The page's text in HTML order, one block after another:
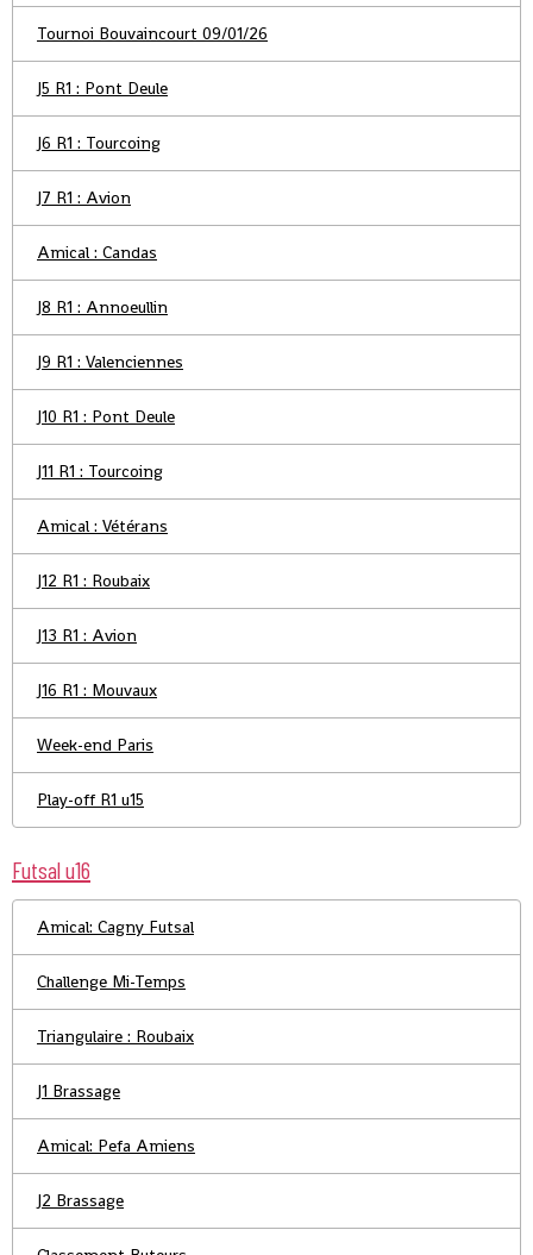
Tournoi Bouvaincourt 09/01/26
J5 R1 : Pont Deule
J6 R1 : Tourcoing
J7 R1 : Avion
Amical : Candas
J8 R1 : Annoeullin
J9 R1 : Valenciennes
J10 R1 : Pont Deule
J11 R1 : Tourcoing
Amical : Vétérans
J12 R1 : Roubaix
J13 R1 : Avion
J16 R1 : Mouvaux
Week-end Paris
Play-off R1 u15
Futsal u16
Amical: Cagny Futsal
Challenge Mi-Temps
Triangulaire : Roubaix
J1 Brassage
Amical: Pefa Amiens
J2 Brassage